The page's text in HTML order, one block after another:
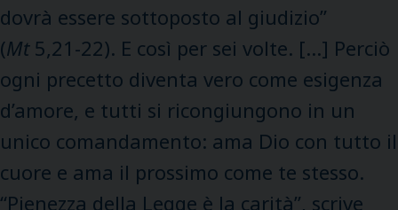
dovrà essere sottoposto al giudizio”
(Mt5,21-22). E così per sei volte. […] Perciò
ogni precetto diventa vero come esigenza
d’amore, e tutti si ricongiungono in un
unico comandamento: ama Dio con tutto il
cuore e ama il prossimo come te stesso.
“Pienezza della Legge è la carità”, scrive